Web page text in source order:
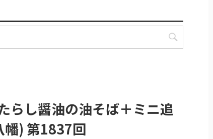
らし醤油の油そば＋ミニ追
幡) 第1837回